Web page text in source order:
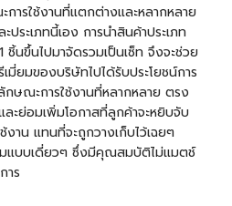
ารใช้งานที่แตกต่างและหลากหลาย
ระเภทนี้เอง การนำสินค้าประเภท
ชิ้นขึ้นไปมาจัดรวมเป็นเซ็ท จึงจะช่วย
มี่ยมของบริษัทไปได้รับประโยชน์การ
ษณะการใช้งานที่หลากหลาย ตรง
ะย่อมเพิ่มโอกาสที่ลูกค้าจะหยิบจับ
าน แทนที่จะถูกวางเก็บไว้เฉยๆ
มแบบเดี่ยวๆ ซึ่งมีคุณสมบัติไม่แมตช์
าร